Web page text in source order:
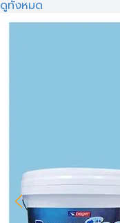
ดูทั้งหมด